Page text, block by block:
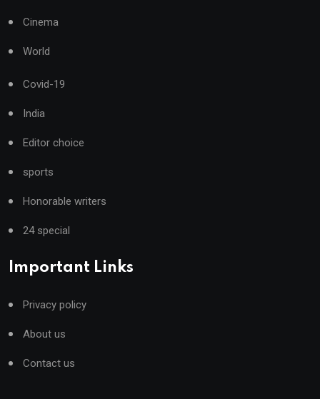
Cinema
World
Covid-19
India
Editor choice
sports
Honorable writers
24 special
Important Links
Privacy policy
About us
Contact us